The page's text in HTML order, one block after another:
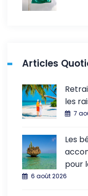
Articles
les
7
Les
pour
6 août 2026